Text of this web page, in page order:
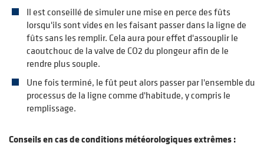
Il est conseillé de simuler une mise en perce des fûts
lorsqu'ils sont vides en les faisant passer dans la ligne de
fûts sans les remplir. Cela aura pour effet d'assouplir le
caoutchouc de la valve de CO2 du plongeur afin de le
rendre plus souple.
Une fois terminé, le fût peut alors passer par l'ensemble du
processus de la ligne comme d'habitude, y compris le
remplissage.
Conseils en cas de conditions météorologiques extrêmes :